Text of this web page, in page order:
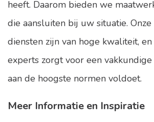
heeft. Daarom bieden we
die aansluiten bij uw situatie.
diensten zijn van hoge kwaliteit,
experts zorgt voor een
aan de hoogste normen voldoet.
Meer Informatie en Inspiratie